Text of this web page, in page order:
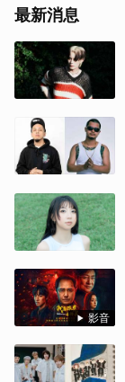
最新消息
影音